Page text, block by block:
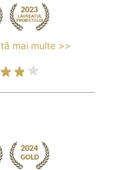
mai multe >>